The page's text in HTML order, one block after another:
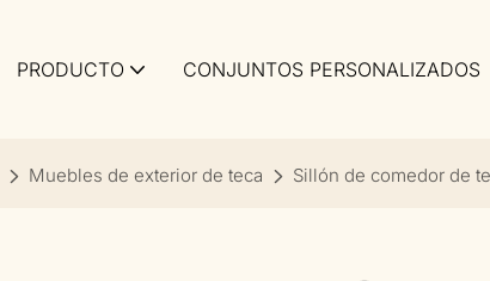
PRODUCTO CONJUNTOS PERSONALIZADOS
Muebles de exterior de teca Sillón de comedor de